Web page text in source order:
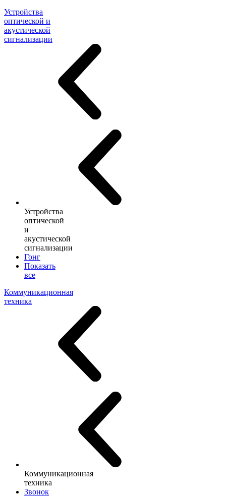
Устройства
оптической и
акустической
сигнализации
Устройства
оптической
и
акустической
сигнализации
Гонг
Показать
все
Коммуникационная
техника
Коммуникационная
техника
Звонок